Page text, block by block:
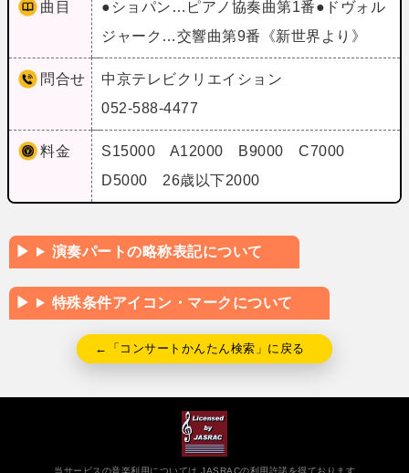
曲目
●ショパン…ピアノ協奏曲第1番●ドヴォル
ジャーク…交響曲第9番《新世界より》
問合せ
中京テレビクリエイション
052-588-4477
料金
S15000 A12000 B9000 C7000
D5000 26歳以下2000
演奏パートの略称表記について
特殊条件アイコン・マークについて
←「コンサートかんたん検索」に戻る
当サービスの音楽利用については JASRACの利用許諾を得ております